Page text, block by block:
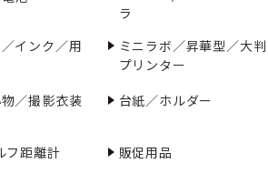
ラ
インク／用
ミニラボ／昇華型／大判
プリンター
／撮影衣装
台紙／ホルダー
フ距離計 販促用品